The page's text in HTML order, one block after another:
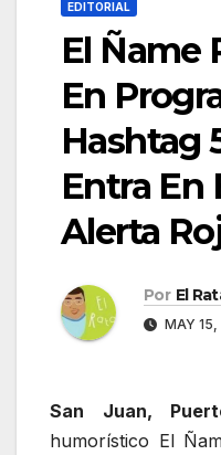
EDITORIAL
El Ñame
En
Hashtag
Entra En
Alerta
Por El
MAY 15,
San Juan,
humorístico El